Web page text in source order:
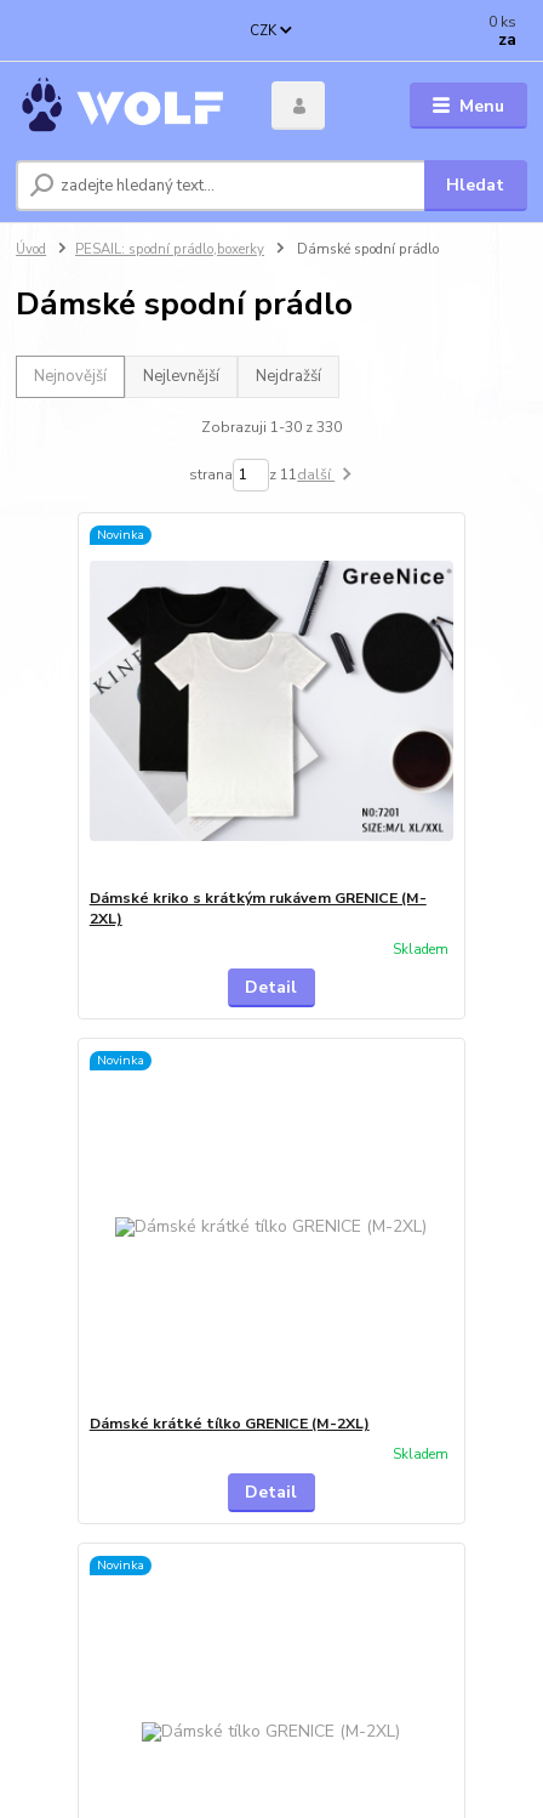
Menu
CZK
Hledat
0 ks
za
Úvod PESAIL: spodní prádlo,boxerky Dámské spodní prádlo
Dámské spodní prádlo
Nejnovější Nejlevnější Nejdražší
Zobrazuji 1-30 z 330
strana z 11další
Novinka
Dámské kriko s krátkým rukávem GRENICE (M-
2XL)
Skladem
Detail
Novinka
Dámské krátké tílko GRENICE (M-2XL)
Skladem
Detail
Novinka